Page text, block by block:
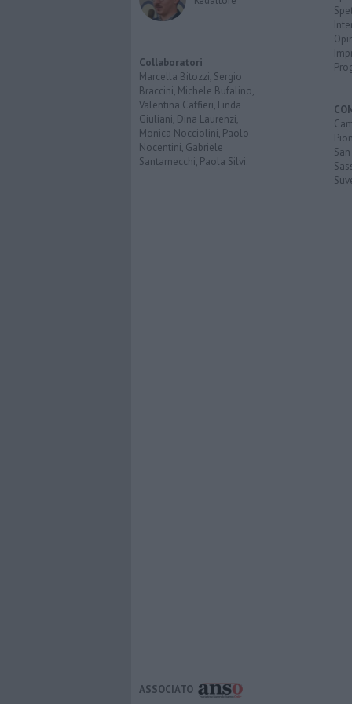
Collaboratori
Marcella Bitozzi, Sergio
Braccini, Michele Bufalino,
Valentina Caffieri, Linda
Giuliani, Dina Laurenzi,
Monica Nocciolini, Paolo
Nocentini, Gabriele
Santarnecchi, Paola Silvi.
ASSOCIATO